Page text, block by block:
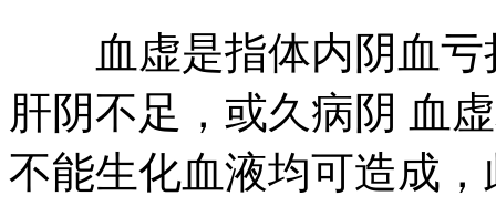
血虚是指体内阴血亏
肝阴不足，或久病阴 血
不能生化血液均可造成